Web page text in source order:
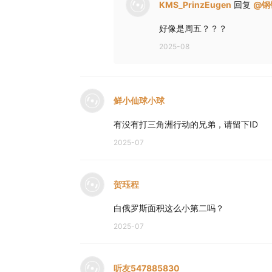
KMS_PrinzEugen 回复 @钢
好像是周五？？？
2025-08
鲜小仙球小球
有没有打三角洲行动的兄弟，请留下ID
2025-07
贺珏程
白俄罗斯面积这么小第二吗？
2025-07
听友547885830